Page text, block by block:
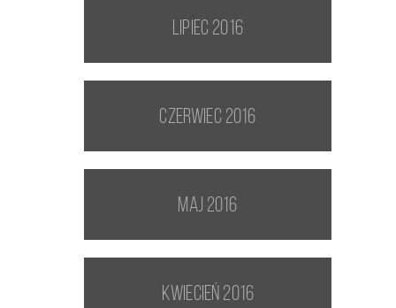
lipiec 2016
czerwiec 2016
maj 2016
kwiecień 2016